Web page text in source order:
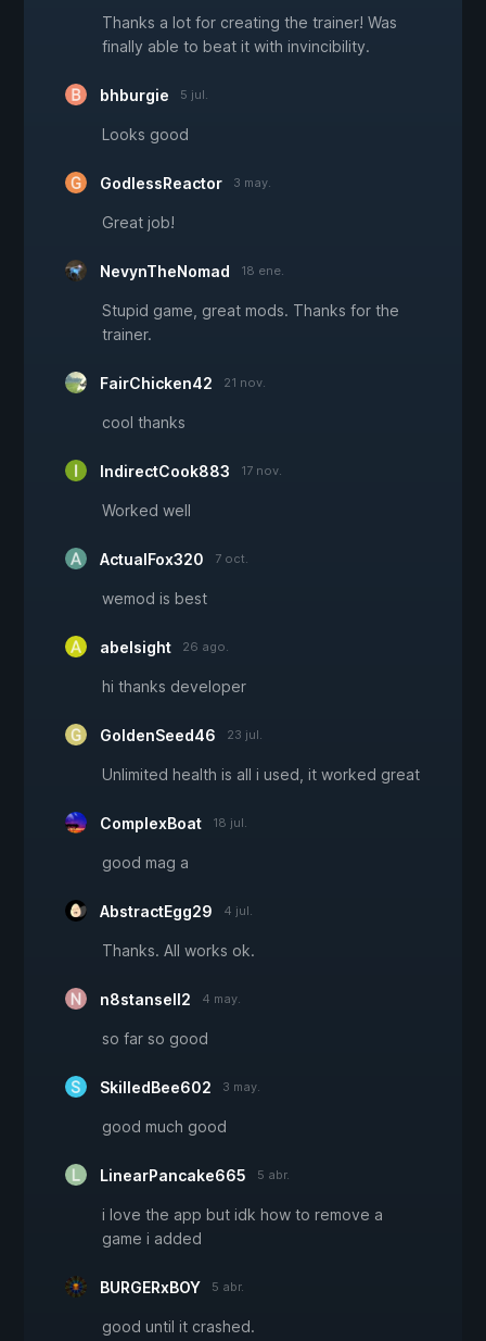
Thanks a lot for creating the trainer! Was
finally able to beat it with invincibility.
bhburgie 5 jul.
Looks good
GodlessReactor 3 may.
Great job!
NevynTheNomad 18 ene.
Stupid game, great mods. Thanks for the
trainer.
FairChicken42 21 nov.
cool thanks
IndirectCook883 17 nov.
Worked well
ActualFox320 7 oct.
wemod is best
abelsight 26 ago.
hi thanks developer
GoldenSeed46 23 jul.
Unlimited health is all i used, it worked great
ComplexBoat 18 jul.
good mag a
AbstractEgg29 4 jul.
Thanks. All works ok.
n8stansell2 4 may.
so far so good
SkilledBee602 3 may.
good much good
LinearPancake665 5 abr.
i love the app but idk how to remove a
game i added
BURGERxBOY 5 abr.
good until it crashed.